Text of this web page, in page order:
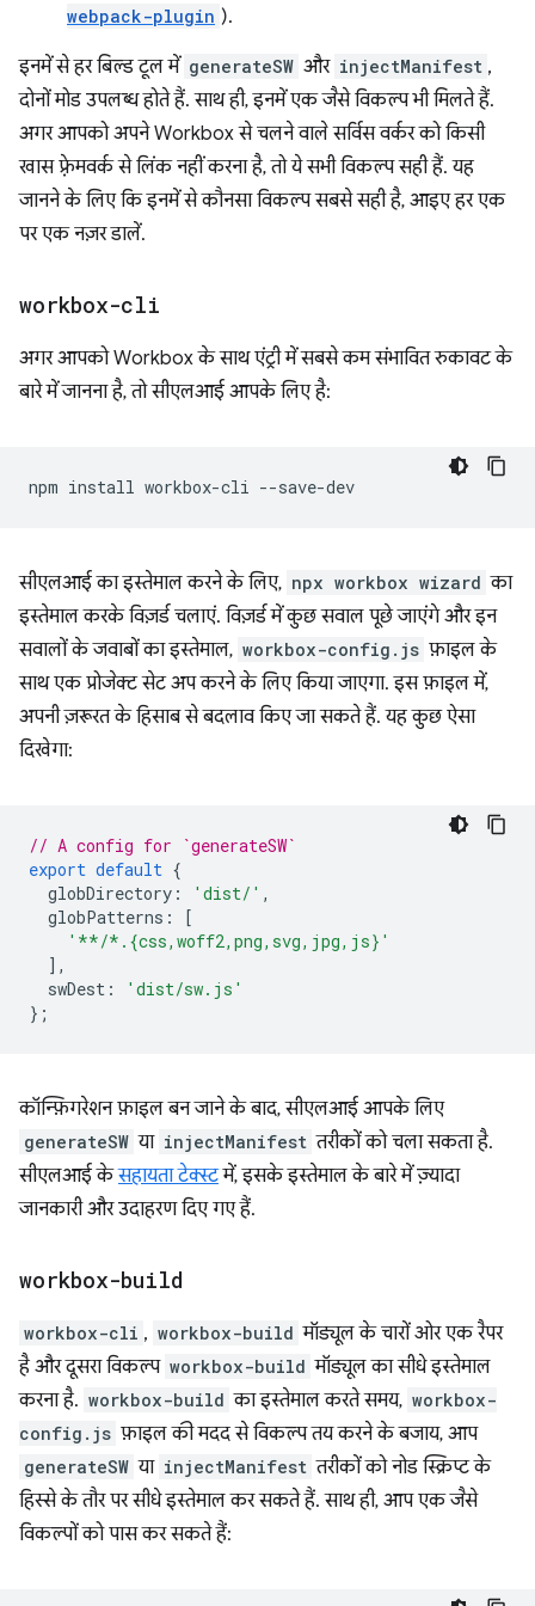
webpack-plugin ).
इनमें से हर बिल्ड टूल में generateSW और injectManifest ,
दोनों मोड उपलब्ध होते हैं. साथ ही, इनमें एक जैसे विकल्प भी मिलते हैं.
अगर आपको अपने Workbox से चलने वाले सर्विस वर्कर को किसी
खास फ़्रेमवर्क से लिंक नहीं करना है, तो ये सभी विकल्प सही हैं. यह
जानने के लिए कि इनमें से कौनसा विकल्प सबसे सही है, आइए हर एक
पर एक नज़र डालें.
workbox-cli
अगर आपको Workbox के साथ एंट्री में सबसे कम संभावित रुकावट के
बारे में जानना है, तो सीएलआई आपके लिए है:
npm install workbox-cli
सीएलआई का इस्तेमाल करने के लिए, npx workbox wizard का
इस्तेमाल करके विज़र्ड चलाएं. विज़र्ड में कुछ सवाल पूछे जाएंगे और इन
सवालों के जवाबों का इस्तेमाल, workbox-config.js फ़ाइल के
साथ एक प्रोजेक्ट सेट अप करने के लिए किया जाएगा. इस फ़ाइल में,
अपनी ज़रूरत के हिसाब से बदलाव किए जा सकते हैं. यह कुछ ऐसा
दिखेगा:
// A config for `generateSW`
export default {
globDirectory : 'dist/' ,
globPatterns :
[
'**/*.{css,woff2,png,svg,jpg,js}'
],
swDest :
'dist/sw.js'
};
कॉन्फ़िगरेशन फ़ाइल बन जाने के बाद, सीएलआई आपके लिए
generateSW या injectManifest तरीकों को चला सकता है.
सीएलआई केसहायता टेक्स्टमें, इसके इस्तेमाल के बारे में ज़्यादा
जानकारी और उदाहरण दिए गए हैं.
workbox-build
workbox-cli , workbox-build मॉड्यूल के चारों ओर एक रैपर
है और दूसरा विकल्प workbox-build मॉड्यूल का सीधे इस्तेमाल
करना है. workbox-build का इस्तेमाल करते समय, workbox-
config.js फ़ाइल की मदद से विकल्प तय करने के बजाय, आप
generateSW या injectManifest तरीकों को नोड स्क्रिप्ट के
हिस्से के तौर पर सीधे इस्तेमाल कर सकते हैं. साथ ही, आप एक जैसे
विकल्पों को पास कर सकते हैं: